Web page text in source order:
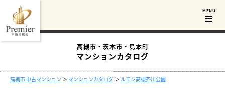
高槻市・茨木市・島本町
マンションカタログ
高槻市 中古マンション ＞ マンションカタログ ＞ ルモン高槻芥川公園